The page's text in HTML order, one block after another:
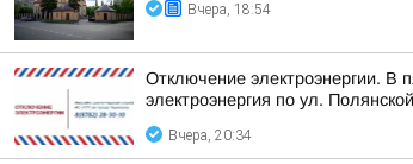
Вчера, 18:54
Отключение электроэнергии. В
электроэнергия по ул.
Вчера, 20:34